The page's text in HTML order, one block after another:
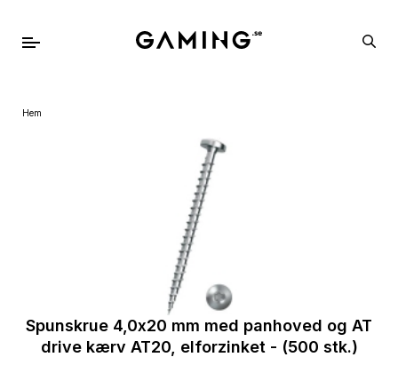
Hem
Spunskrue 4,0x20 mm med panhoved og AT
drive kærv AT20, elforzinket - (500 stk.)